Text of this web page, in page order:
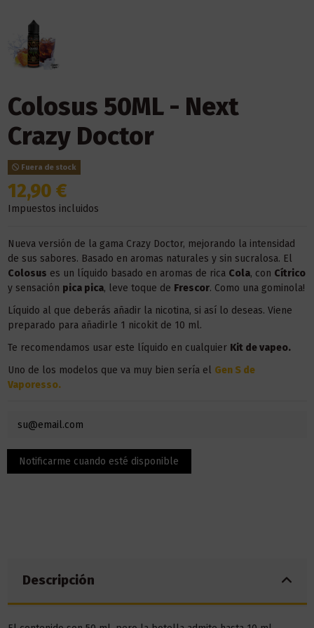
Colosus 50ML - Next
Crazy Doctor
Fuera de stock
12,90 €
Impuestos incluidos
Nueva versión de la gama Crazy Doctor, mejorando la intensidad
de sus sabores. Basado en aromas naturales y sin sucralosa. El
Colosus es un líquido basado en aromas de rica Cola, con Cítrico
y sensación pica pica, leve toque de Frescor. Como una gominola!
Líquido al que deberás añadir la nicotina, si así lo deseas. Viene
preparado para añadirle 1 nicokit de 10 ml.
Te recomendamos usar este líquido en cualquier Kit de vapeo.
Uno de los modelos que va muy bien sería el Gen S de
Vaporesso.
Descripción